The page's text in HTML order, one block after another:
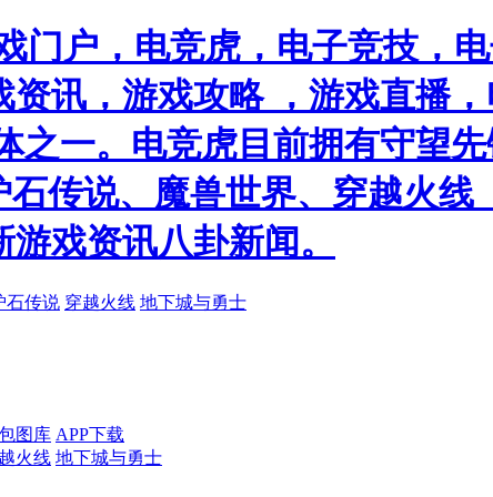
门户，电竞虎，电子竞技，
讯，游戏攻略 ，游戏直播
之一。电竞虎目前拥有守望
石传说、魔兽世界、穿越火
戏资讯八卦新闻。
石传说 穿越火线 地下城与勇士
图库 APP下载
火线 地下城与勇士